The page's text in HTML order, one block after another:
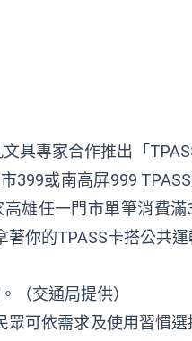
具專家合作推出「
399或南高屏999
雄任一門市單筆消費滿
你的TPASS卡搭公共
（交通局提供）
眾可依需求及使用習慣